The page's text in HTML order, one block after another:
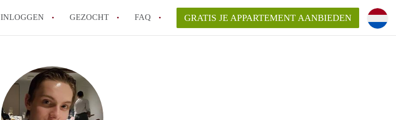
INLOGGEN GEZOCHT FAQ
How to translate AppartementenTilburg!
Wat is AppartementenTilburg?
Hoeveel kost het om te reageren op een Appartement in Tilburg?
Wat is de privacyverklaring van AppartementenTilburg?
GRATIS JE APPARTEMENT AANBIEDEN